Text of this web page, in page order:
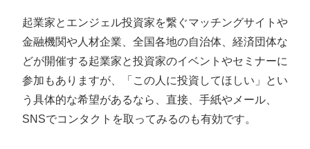
起業家とエンジェル投資家を繋ぐマッチングサイトや
金融機関や人材企業、全国各地の自治体、経済団体な
どが開催する起業家と投資家のイベントやセミナーに
参加もありますが、「この人に投資してほしい」とい
う具体的な希望があるなら、直接、手紙やメール、
SNSでコンタクトを取ってみるのも有効です。